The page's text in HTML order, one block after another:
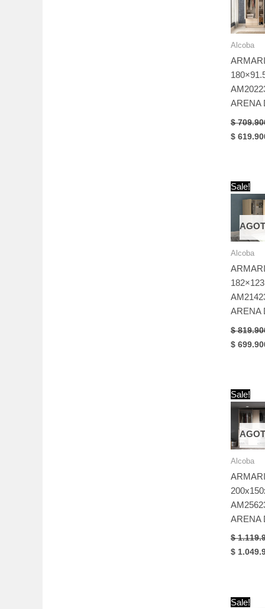
Alcoba
ARENA
$
Original
$
Sale!
Alcoba
ARENA
$
Original
$
Sale!
Alcoba
ARENA
$
Original
$
Sale!